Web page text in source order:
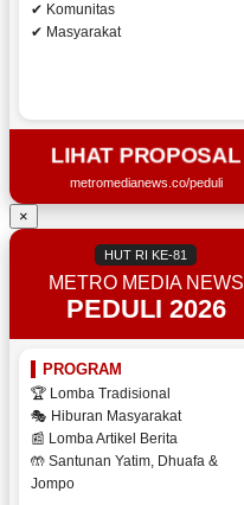
✔ Komunitas
✔ Masyarakat
LIHAT PROPOSAL
metromedianews.co/peduli
×
HUT RI KE-81
METRO MEDIA NEWS
PEDULI 2026
PROGRAM
🏆 Lomba Tradisional
🎭 Hiburan Masyarakat
📰 Lomba Artikel Berita
🤲 Santunan Yatim, Dhuafa &
Jompo